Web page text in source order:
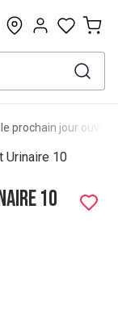
0
prochain jour
Urinaire 10
10